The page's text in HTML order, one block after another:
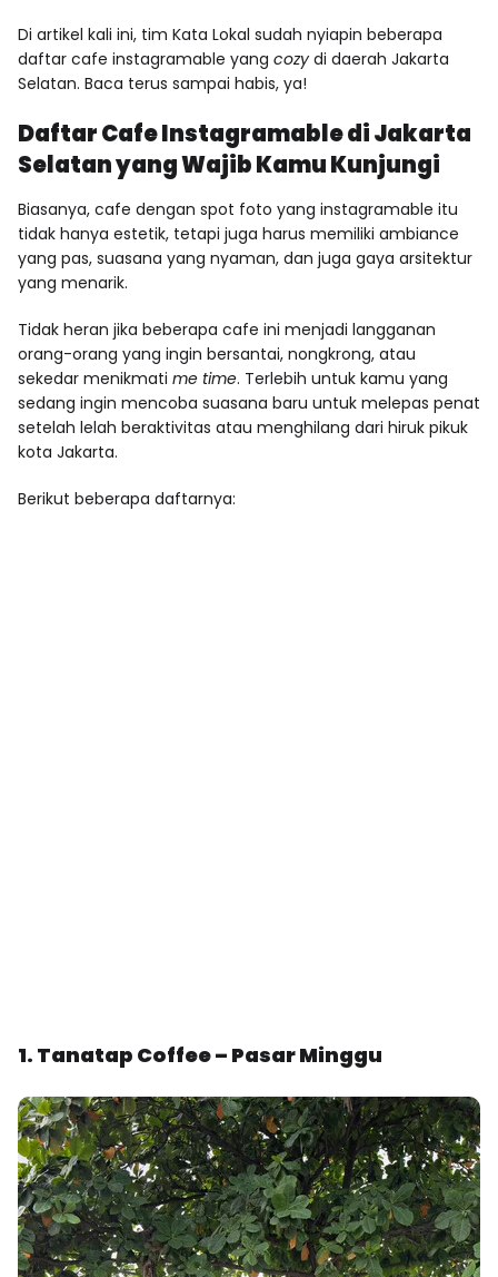
Di artikel kali ini, tim Kata Lokal sudah nyiapin beberapa
daftar cafe instagramable yang cozy di daerah Jakarta
Selatan. Baca terus sampai habis, ya!
Daftar Cafe Instagramable di Jakarta
Selatan yang Wajib Kamu Kunjungi
Biasanya, cafe dengan spot foto yang instagramable itu
tidak hanya estetik, tetapi juga harus memiliki ambiance
yang pas, suasana yang nyaman, dan juga gaya arsitektur
yang menarik.
Tidak heran jika beberapa cafe ini menjadi langganan
orang-orang yang ingin bersantai, nongkrong, atau
sekedar menikmati me time. Terlebih untuk kamu yang
sedang ingin mencoba suasana baru untuk melepas penat
setelah lelah beraktivitas atau menghilang dari hiruk pikuk
kota Jakarta.
Berikut beberapa daftarnya:
1. Tanatap Coffee – Pasar Minggu